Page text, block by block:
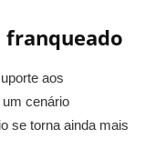
franqueado
aos
cenário
se torna ainda mais